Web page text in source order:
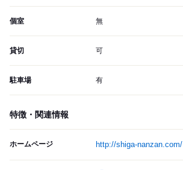
個室 無
貸切 可
駐車場 有
特徴・関連情報
ホームページ http://shiga-nanzan.com/